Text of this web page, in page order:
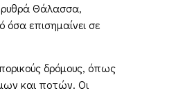
Θάλασσα,
επισημαίνει σε
δρόμους, όπως
και ποτών. Οι